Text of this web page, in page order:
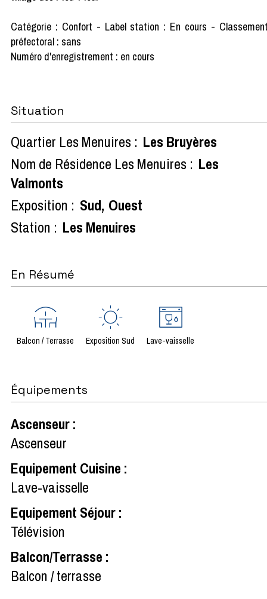
Catégorie : Confort - Label station : En cours -
préfectoral : sans
Numéro d'enregistrement : en cours
Situation
Quartier Les Menuires : Les Bruyères
Nom de Résidence Les Menuires : Les
Valmonts
Exposition : Sud Ouest
Station : Les Menuires
En Résumé
Balcon / Terrasse Exposition Sud Lave-vaisselle
Équipements
Ascenseur:
Ascenseur
Equipement Cuisine :
Lave-vaisselle
Equipement Séjour:
Télévision
Balcon/Terrasse :
Balcon / terrasse